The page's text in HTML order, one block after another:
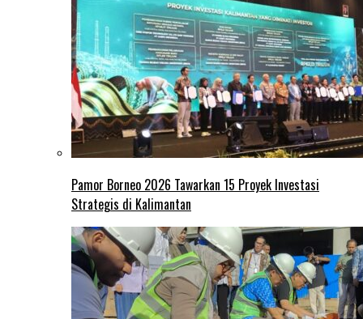
Pamor Borneo 2026 Tawarkan 15 Proyek Investasi
Strategis di Kalimantan